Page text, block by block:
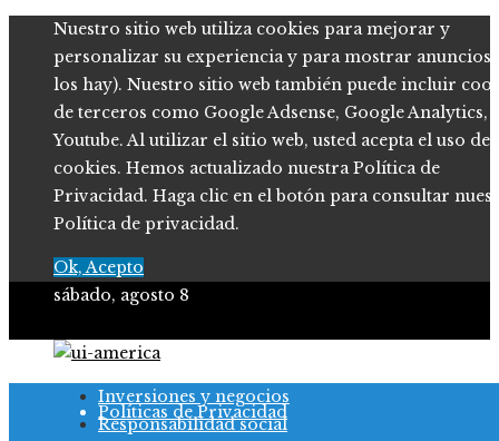
Nuestro sitio web utiliza cookies para mejorar y
personalizar su experiencia y para mostrar anuncios
los hay). Nuestro sitio web también puede incluir
de terceros como Google Adsense, Google Analytics,
Youtube. Al utilizar el sitio web, usted acepta el uso de
cookies. Hemos actualizado nuestra Política de
Privacidad. Haga clic en el botón para consultar
Política de privacidad.
Ok, Acepto
sábado, agosto 8
Quiénes somos
Políticas de Privacidad
Inversiones y negocios
Responsabilidad social